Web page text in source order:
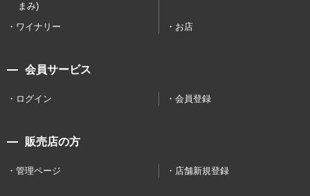
まみ)
ワイナリー お店
会員サービス
ログイン 会員登録
販売店の方
管理ページ 店舗新規登録